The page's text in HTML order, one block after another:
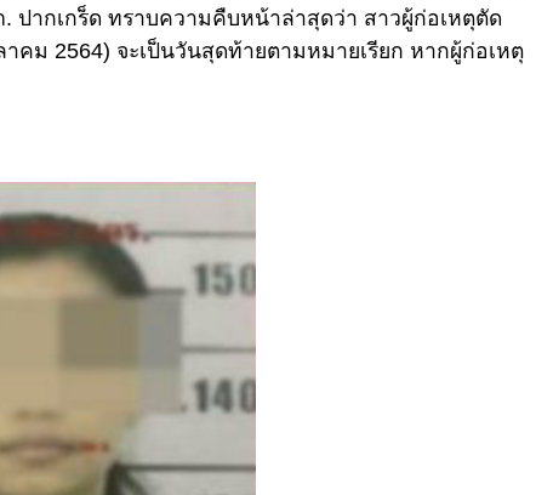
ปากเกร็ด ทราบความคืบหน้าล่าสุดว่า สาวผู้ก่อเหตุตัด
คม 2564) จะเป็นวันสุดท้ายตามหมายเรียก หากผู้ก่อเหตุ